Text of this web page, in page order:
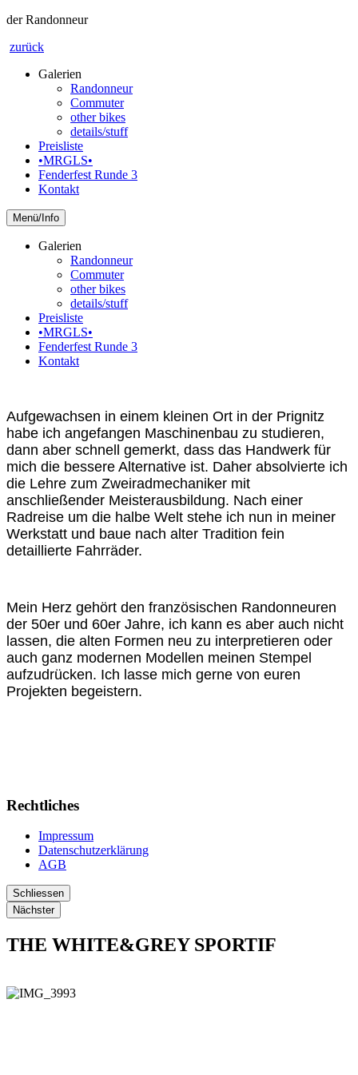
der Randonneur
zurück
Galerien
Randonneur
Commuter
other bikes
details/stuff
Preisliste
•MRGLS•
Fenderfest Runde 3
Kontakt
Info
Galerien
Randonneur
Commuter
other bikes
details/stuff
Preisliste
•MRGLS•
Fenderfest Runde 3
Kontakt
Aufgewachsen in einem kleinen Ort in der Prignitz
habe ich angefangen Maschinenbau zu studieren,
dann aber schnell gemerkt, dass das Handwerk für
mich die bessere Alternative ist. Daher absolvierte ich
die Lehre zum Zweiradmechaniker mit
anschließender Meisterausbildung. Nach einer
Radreise um die halbe Welt stehe ich nun in meiner
Werkstatt und baue nach alter Tradition fein
detaillierte Fahrräder.
Mein Herz gehört den französischen Randonneuren
der 50er und 60er Jahre, ich kann es aber auch nicht
lassen, die alten Formen neu zu interpretieren oder
auch ganz modernen Modellen meinen Stempel
aufzudrücken. Ich lasse mich gerne von euren
Projekten begeistern.
Rechtliches
Impressum
Datenschutzerklärung
AGB
Schliessen
Nächster
THE WHITE&GREY SPORTIF